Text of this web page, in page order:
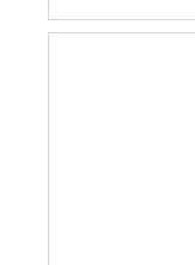
limpar e